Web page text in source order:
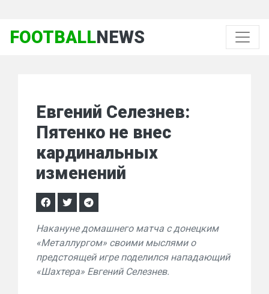
FOOTBALLNEWS
Евгений Селезнев:
Пятенко не внес
кардинальных
изменений
Накануне домашнего матча с донецким
«Металлургом» своими мыслями о
предстоящей игре поделился нападающий
«Шахтера» Евгений Селезнев.